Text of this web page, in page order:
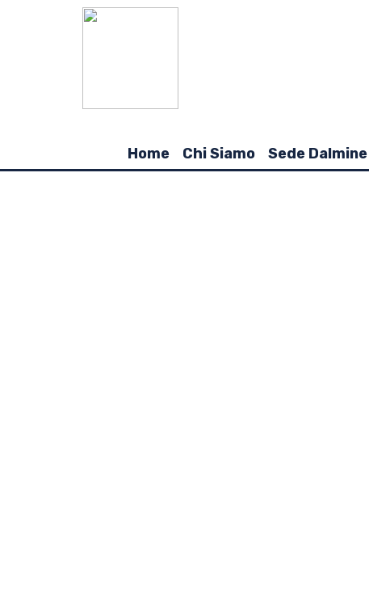
Home Chi Siamo Sede Dalmine